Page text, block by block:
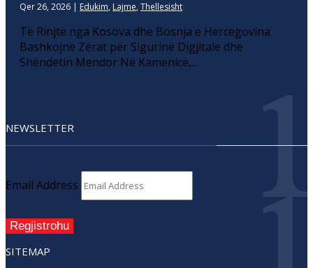
Qer 26, 2026 | Edukim, Lajme, Thellesisht
Të Rinjtë nga Kosova dhe Bosnja e Hercegovina
Bashkojnë Zërat për Sigurinë Digjitale dhe
Shëndetin Mendor Në Kamenicë,...
NEWSLETTER
Email Address
Regjistrohu
SITEMAP